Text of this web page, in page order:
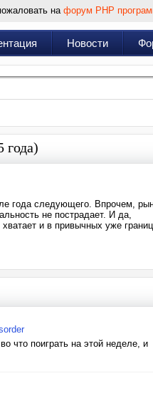
на форум PHP
Новости
года)
года следующего. Впрочем,
не пострадает. И да,
и в привычных уже
что поиграть на этой неделе, и